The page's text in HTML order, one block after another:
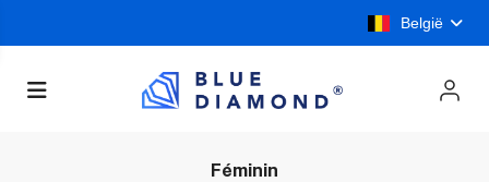
België
Féminin